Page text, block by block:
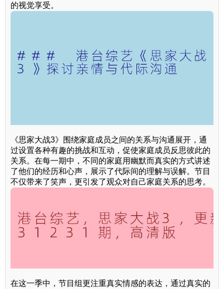
的视觉享受。
《思家大战3》围绕家庭成员之间的关系与沟通展开，通
过设置各种有趣的挑战和互动，促使家庭成员反思彼此的
关系。在每一期中，不同的家庭用幽默而真实的方式讲述
了他们的经历和心声，展示了代际间的理解与误解。节目
不仅带来了笑声，更引发了观众对自己家庭关系的思考。
在这一季中，节目组更注重真实情感的表达，通过真实的